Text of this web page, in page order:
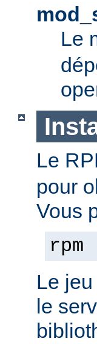
Le
Le
pour
Vous
Le
le